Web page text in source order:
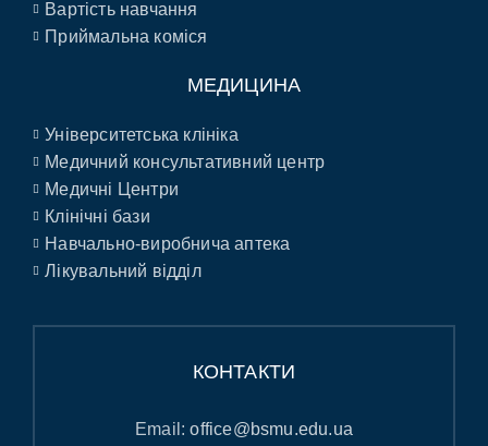
Вартість навчання
Приймальна коміся
МЕДИЦИНА
Університетська клініка
Медичний консультативний центр
Медичні Центри
Клінічні бази
Навчально-виробнича аптека
Лікувальний відділ
КОНТАКТИ
Email:office@bsmu.edu.ua